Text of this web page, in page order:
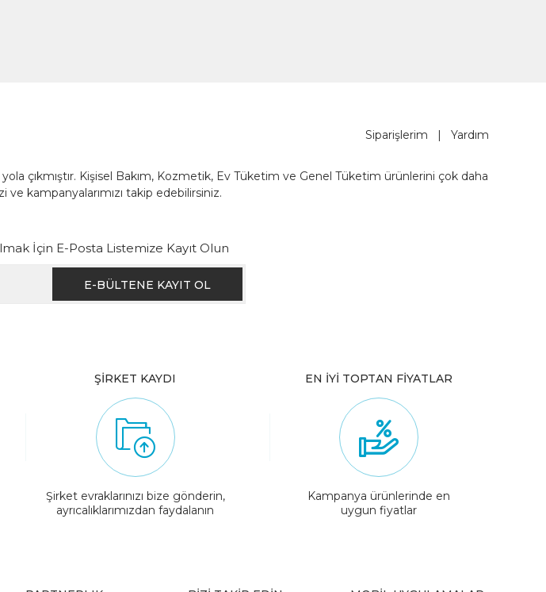
Siparişlerim | Yardım
çıkmıştır. Kişisel Bakım, Kozmetik, Ev Tüketim ve Genel Tüketim ürünlerini çok daha
kampanyalarımızı takip edebilirsiniz.
İçin E-Posta Listemize Kayıt Olun
ŞİRKET KAYDI
Şirket evraklarınızı bize gönderin,
ayrıcalıklarımızdan faydalanın
EN İYİ TOPTAN FİYATLAR
Kampanya ürünlerinde en
uygun fiyatlar